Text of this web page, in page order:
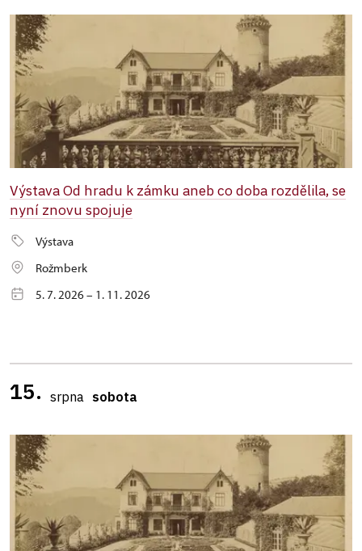
Výstava Od hradu k zámku aneb co doba rozdělila, se
nyní znovu spojuje
Výstava
Rožmberk
5. 7. 2026 – 1. 11. 2026
15. srpna sobota